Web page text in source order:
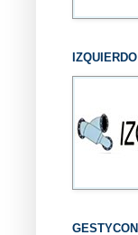
IZQUIERDO
GESTYCON